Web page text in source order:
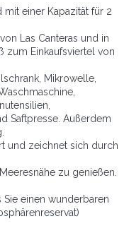
einer Kapazität für 2
Las Canteras und in
zum Einkaufsviertel von
Mikrowelle,
Saftpresse. Außerdem
und zeichnet sich durch
zu genießen.
Sie einen wunderbaren